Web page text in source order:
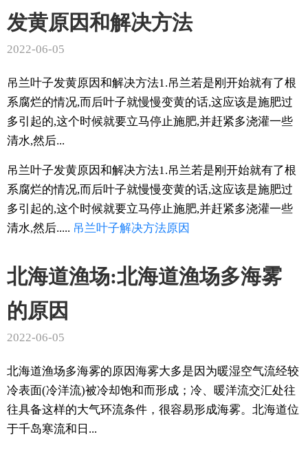
发黄原因和解决方法
2022-06-05
吊兰叶子发黄原因和解决方法1.吊兰若是刚开始就有了根
系腐烂的情况,而后叶子就慢慢变黄的话,这应该是施肥过
多引起的,这个时候就要立马停止施肥,并赶紧多浇灌一些
清水,然后...
吊兰叶子发黄原因和解决方法1.吊兰若是刚开始就有了根
系腐烂的情况,而后叶子就慢慢变黄的话,这应该是施肥过
多引起的,这个时候就要立马停止施肥,并赶紧多浇灌一些
清水,然后..... 吊兰叶子解决方法原因
北海道渔场:北海道渔场多海雾
的原因
2022-06-05
北海道渔场多海雾的原因海雾大多是因为暖湿空气流经较
冷表面(冷洋流)被冷却饱和而形成；冷、暖洋流交汇处往
往具备这样的大气环流条件，很容易形成海雾。北海道位
于千岛寒流和日...